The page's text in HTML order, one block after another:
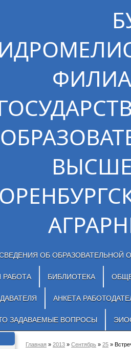
ОБ ОБРАЗОВАТЕЛЬНОЙ
РАБОТА БИБЛИОТЕКА
АНКЕТА
ЗАДАВАЕМЫЕ ВОПРОСЫ
Главная » 2013 » Сентябрь » 25 »